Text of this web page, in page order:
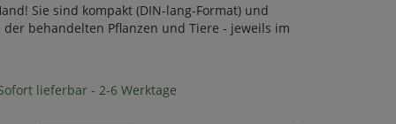
Sie sind kompakt (DIN-lang-Format) und
behandelten Pflanzen und Tiere - jeweils im
lieferbar - 2-6 Werktage